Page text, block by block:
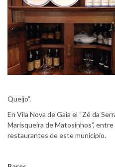
Queijo”.
En Vila Nova de Gaia el “Zé da
Marisqueira de Matosinhos”,
restaurantes de este municipio.